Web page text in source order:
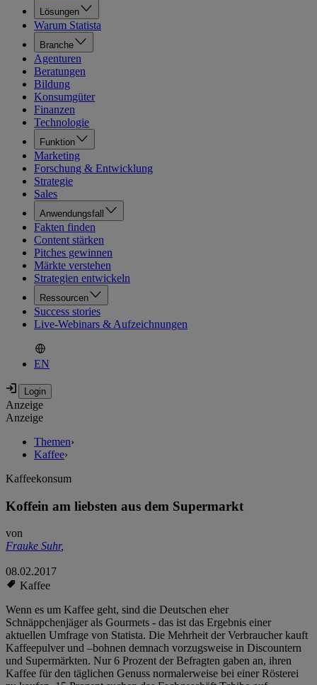
Lösungen
Warum Statista
Branche
Agenturen
Beratungen
Bildung
Konsumgüter
Finanzen
Technologie
Funktion
Marketing
Forschung & Entwicklung
Strategie
Sales
Anwendungsfall
Fakten finden
Content stärken
Pitches gewinnen
Märkte verstehen
Strategien entwickeln
Ressourcen
Success stories
Live-Webinars & Aufzeichnungen
EN
Anzeige
Anzeige
Themen›
Kaffee›
Kaffeekonsum
Koffein am liebsten aus dem Supermarkt
von
Frauke Suhr,
08.02.2017
Kaffee
Wenn es um Kaffee geht, sind die Deutschen eher
Schnäppchenjäger als Gourmets - das ist das Ergebnis einer
aktuellen Umfrage von Statista. Die Mehrheit der Verbraucher kauft
Kaffeepulver und –bohnen demnach vorzugsweise in Discountern
und Supermärkten. Nur 6 Prozent der Befragten gaben an, ihren
Kaffee für den täglichen Genuss normalerweise bei einer Rösterei